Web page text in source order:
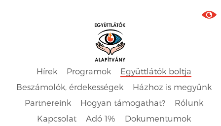
Hírek Programok
Együttlátók boltja
Beszámolók, érdekességek
Házhoz is megyünk
Partnereink
Hogyan támogathat?
Rólunk
Kapcsolat
Adó 1% Dokumentumok